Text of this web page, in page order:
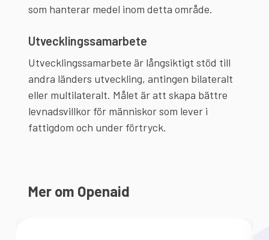
som hanterar medel inom detta område.
Utvecklingssamarbete
Utvecklingssamarbete är långsiktigt stöd till
andra länders utveckling, antingen bilateralt
eller multilateralt. Målet är att skapa bättre
levnadsvillkor för människor som lever i
fattigdom och under förtryck.
Mer om Openaid